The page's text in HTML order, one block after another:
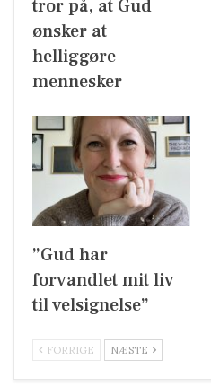
tror på, at Gud
ønsker at
helliggøre
mennesker
”Gud har
forvandlet mit liv
til velsignelse”
FORRIGE NÆSTE